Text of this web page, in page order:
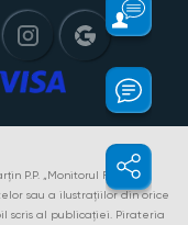
P.P. „Monitorul Fiscal
sau a ilustrațiilor din orice
scris al publicației. Pirateria